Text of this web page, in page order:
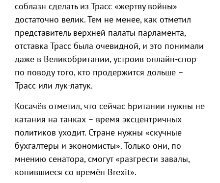
соблазн сделать из Трасс «жертву войны»
достаточно велик. Тем не менее, как отметил
представитель верхней палаты парламента,
отставка Трасс была очевидной, и это понимали
даже в Великобритании, устроив онлайн-спор
по поводу того, кто продержится дольше –
Трасс или лук-латук.
Косачёв отметил, что сейчас Британии нужны не
катания на танках – время эксцентричных
политиков уходит. Стране нужны «скучные
бухгалтеры и экономисты». Только они, по
мнению сенатора, смогут «разгрести завалы,
копившиеся со времён Brexit».